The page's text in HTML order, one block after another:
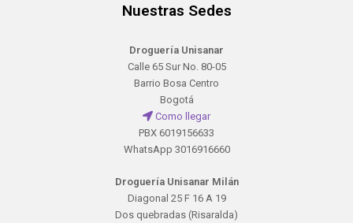
Nuestras Sedes
Droguería Unisanar
Calle 65 Sur No. 80-05
Barrio Bosa Centro
Bogotá
Como llegar
PBX 6019156633
WhatsApp 3016916660
Droguería Unisanar Milán
Diagonal 25 F 16 A 19
Dos quebradas (Risaralda)